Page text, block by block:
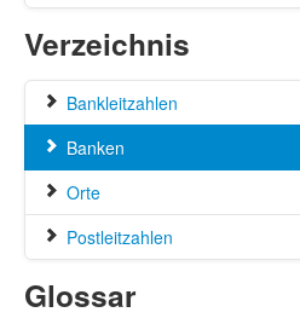
Verzeichnis
Bankleitzahlen
Banken
Orte
Postleitzahlen
Glossar